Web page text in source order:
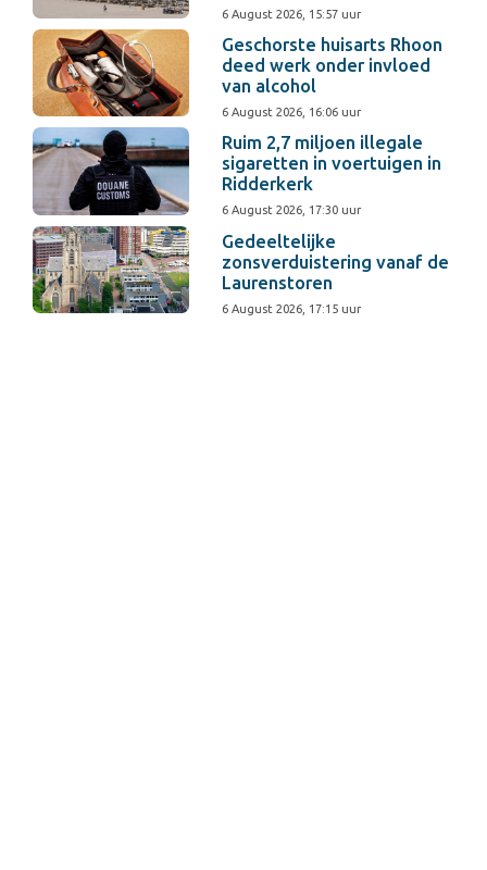
6 August 2026, 15:57 uur
Geschorste huisarts Rhoon
deed werk onder invloed
van alcohol
6 August 2026, 16:06 uur
Ruim 2,7 miljoen illegale
sigaretten in voertuigen in
Ridderkerk
6 August 2026, 17:30 uur
Gedeeltelijke
zonsverduistering vanaf de
Laurenstoren
6 August 2026, 17:15 uur